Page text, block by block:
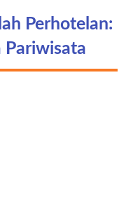
Perhotelan:
Pariwisata